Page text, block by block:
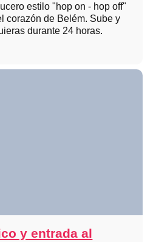
estilo "hop on - hop off"
corazón de Belém. Sube y
durante 24 horas.
y entrada al